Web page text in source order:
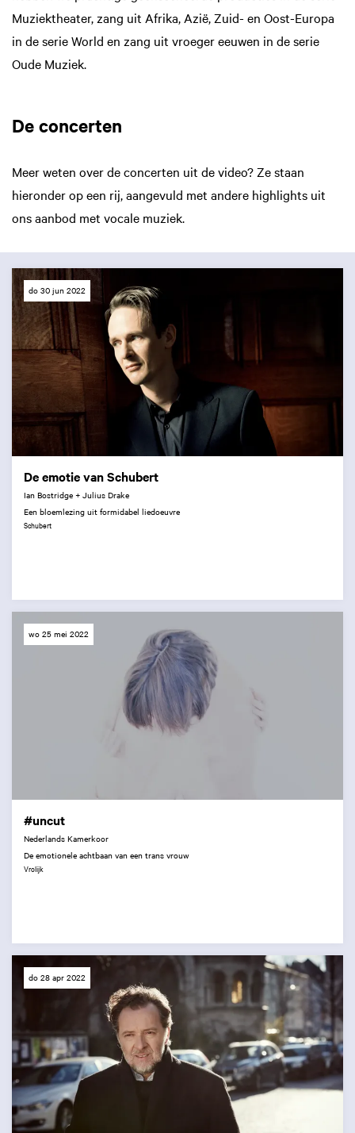
Muziektheater, zang uit Afrika, Azië, Zuid- en Oost-Europa
in de serie World en zang uit vroeger eeuwen in de serie
Oude Muziek.
De concerten
Meer weten over de concerten uit de video? Ze staan
hieronder op een rij, aangevuld met andere highlights uit
ons aanbod met vocale muziek.
De emotie van Schubert
Ian Bostridge + Julius Drake
Een bloemlezing uit formidabel liedoeuvre
Schubert
do 30 jun 2022
#uncut
Nederlands Kamerkoor
De emotionele achtbaan van een trans vrouw
Vrolijk
wo 25 mei 2022
do 28 apr 2022